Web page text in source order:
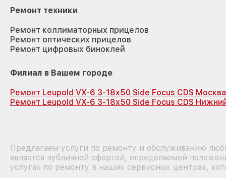
Ремонт техники
Ремонт коллиматорных прицелов
Ремонт оптических прицелов
Ремонт цифровых биноклей
Филиал в Вашем городе
Ремонт Leupold VX-6 3-18x50 Side Focus CDS Москва
Ремонт Leupold VX-6 3-18x50 Side Focus CDS
Предлагаем услуги по ремонту и обслуживанию
является публичной офертой, определяемой
услугах по ремонту в наших сервисных центрах,